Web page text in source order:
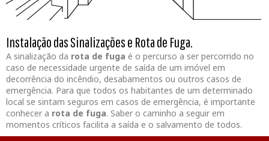
Instalação das Sinalizações e Rota de Fuga.
A sinalização da rota de fuga é o percurso a ser percorrido no
caso de necessidade urgente de saída de um imóvel em
decorrência do incêndio, desabamentos ou outros casos de
emergência. Para que todos os habitantes de um determinado
local se sintam seguros em casos de emergência, é importante
conhecer a rota de fuga. Saber o caminho a seguir em
momentos críticos facilita a saída e o salvamento de todos.